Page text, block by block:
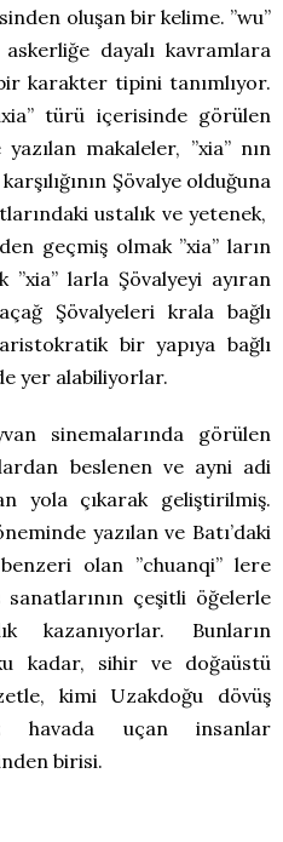
oluşan bir kelime. ”wu”
dayalı kavramlara
karakter tipini tanımlıyor.
türü içerisinde görülen
makaleler, ”xia” nın
Şövalye olduğuna
ustalık ve yetenek,
geçmiş olmak ”xia” ların
larla Şövalyeyi ayıran
Şövalyeleri krala bağlı
bir yapıya bağlı
yer alabiliyorlar.
sinemalarında görülen
beslenen ve ayni adi
yola çıkarak geliştirilmiş.
yazılan ve Batı’daki
olan ”chuanqi” lere
sanatlarının çeşitli öğelerle
kazanıyorlar. Bunların
kadar, sihir ve doğaüstü
kimi Uzakdoğu dövüş
havada uçan insanlar
birisi.